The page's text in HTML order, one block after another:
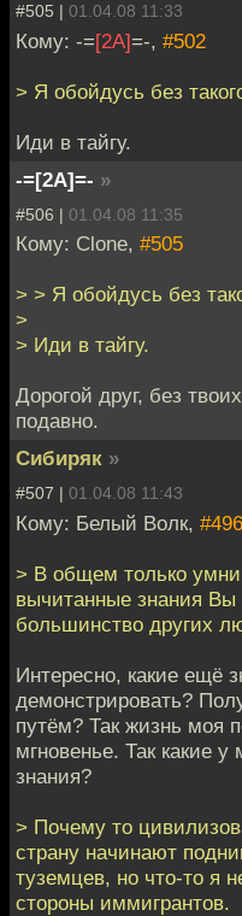
#505 | 01.04.08 11:33
Кому: -=[2A]=-, #502
> Я обойдусь без
Иди в тайгу.
-=[2A]=- »
#506 | 01.04.08 11:35
Кому: Clone, #505
> > Я обойдусь без
>
> Иди в тайгу.
Дорогой друг, без
подавно.
Сибиряк »
#507 | 01.04.08 11:43
Кому: Белый Волк, #496
> В общем только
вычитанные знания Вы
большинство других
Интересно, какие ещё
демонстрировать?
путём? Так жизнь моя
мгновенье. Так какие
знания?
> Почему то
страну начинают
туземцев, но что-то я
стороны иммигрантов.